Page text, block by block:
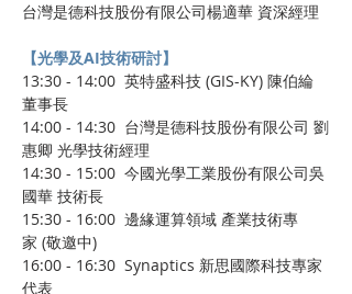
台灣是德科技股份有限公司楊適華 資深經理
【光學及AI技術研討】
13:30 - 14:00  英特盛科技 (GIS-KY) 陳伯綸
董事長
14:00 - 14:30  台灣是德科技股份有限公司 劉
惠卿 光學技術經理
14:30 - 15:00  今國光學工業股份有限公司吳
國華 技術長
15:30 - 16:00  邊緣運算領域 產業技術專
家 (敬邀中)
16:00 - 16:30  Synaptics 新思國際科技專家
代表